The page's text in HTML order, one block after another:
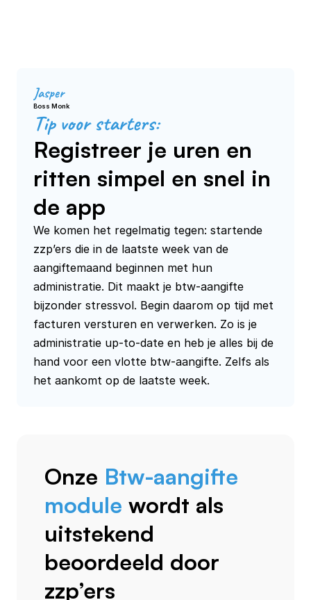
Jasper
Boss Monk
Tip voor starters:
Registreer je uren en
ritten simpel en snel in
de app
We komen het regelmatig tegen: startende
zzp’ers die in de laatste week van de
aangiftemaand beginnen met hun
administratie. Dit maakt je btw-aangifte
bijzonder stressvol. Begin daarom op tijd met
facturen versturen en verwerken. Zo is je
administratie up-to-date en heb je alles bij de
hand voor een vlotte btw-aangifte. Zelfs als
het aankomt op de laatste week.
Onze Btw-aangifte
module wordt als
uitstekend
beoordeeld door
zzp’ers